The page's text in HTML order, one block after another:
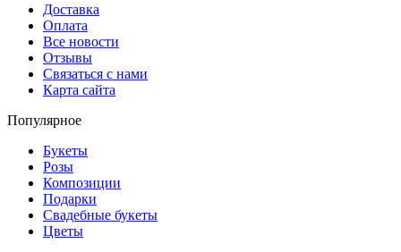
Доставка
Оплата
Все новости
Отзывы
Связаться с нами
Карта сайта
Популярное
Букеты
Розы
Композиции
Подарки
Свадебные букеты
Цветы